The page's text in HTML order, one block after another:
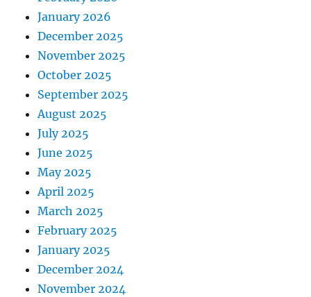
January 2026
December 2025
November 2025
October 2025
September 2025
August 2025
July 2025
June 2025
May 2025
April 2025
March 2025
February 2025
January 2025
December 2024
November 2024